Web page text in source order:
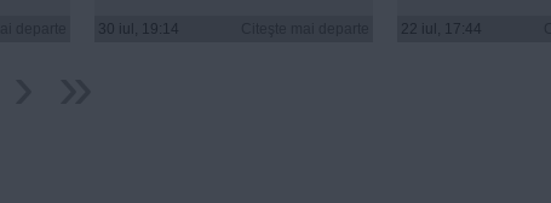
30 iul, 19:14 22 iul, 17:44